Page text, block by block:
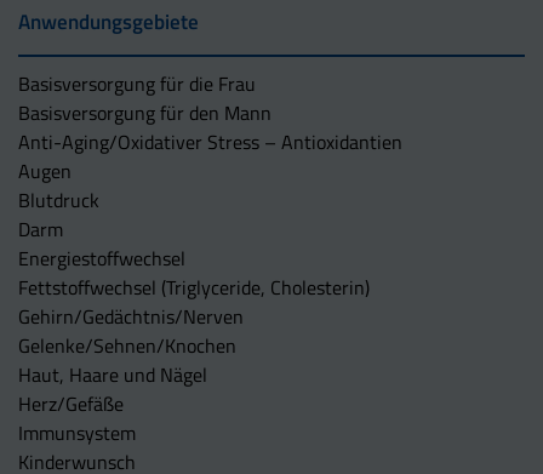
Anwendungsgebiete
Basisversorgung für die Frau
Basisversorgung für den Mann
Anti-Aging/Oxidativer Stress – Antioxidantien
Augen
Blutdruck
Darm
Energiestoffwechsel
Fettstoffwechsel (Triglyceride, Cholesterin)
Gehirn/Gedächtnis/Nerven
Gelenke/Sehnen/Knochen
Haut, Haare und Nägel
Herz/Gefäße
Immunsystem
Kinderwunsch